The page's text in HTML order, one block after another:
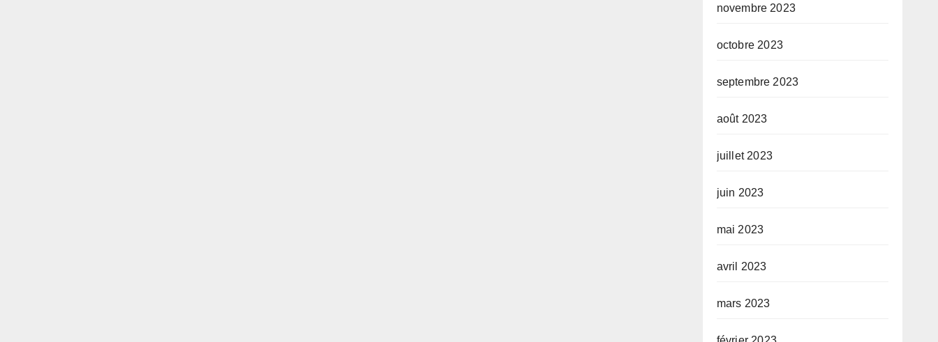
novembre 2023
octobre 2023
septembre 2023
août 2023
juillet 2023
juin 2023
mai 2023
avril 2023
mars 2023